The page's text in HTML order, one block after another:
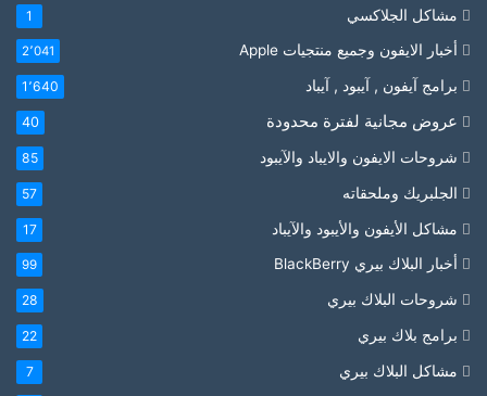
مشاكل الجلاكسي 1
أخبار الايفون وجميع منتجيات Apple 2٬041
برامج آيفون , آيبود , آيباد 1٬640
عروض مجانية لفترة محدودة 40
شروحات الايفون والايباد والآيبود 85
الجلبريك وملحقاته 57
مشاكل الأيفون والأيبود والآيباد 17
أخبار البلاك بيري BlackBerry 99
شروحات البلاك بيري 28
برامج بلاك بيري 22
مشاكل البلاك بيري 7